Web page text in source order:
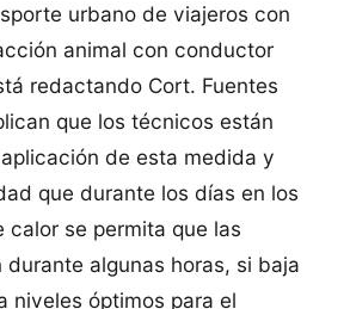
urbano de viajeros con
animal con conductor
redactando Cort. Fuentes
que los técnicos están
de esta medida y
que durante los días en los
calor se permita que las
durante algunas horas, si baja
niveles óptimos para el